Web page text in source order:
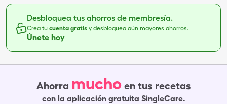
Desbloquea tus ahorros de membresía.
Crea tu cuenta gratis y desbloquea aún mayores ahorros.
Únete hoy
Ahorra mucho en tus recetas
con la aplicación gratuita SingleCare.